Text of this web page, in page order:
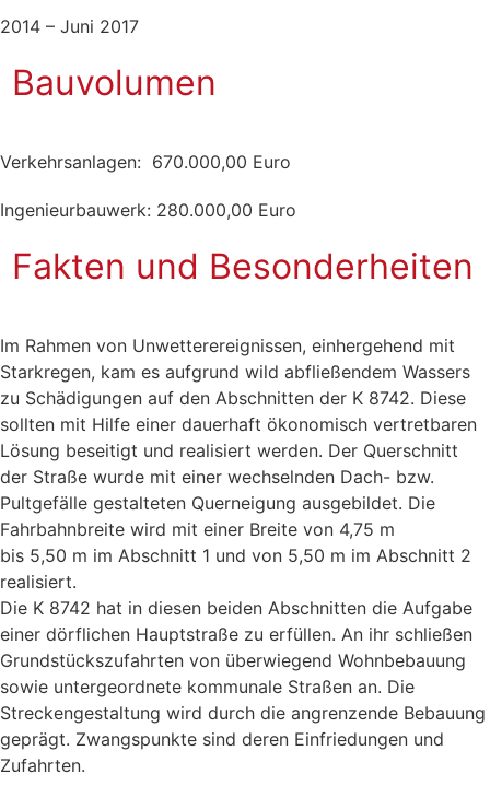
2014 – Juni 2017
Bauvolumen
Verkehrsanlagen: 670.000,00 Euro
Ingenieurbauwerk: 280.000,00 Euro
Fakten und Besonderheiten
Im Rahmen von Unwetterereignissen, einhergehend mit
Starkregen, kam es aufgrund wild abfließendem Wassers
zu Schädigungen auf den Abschnitten der K 8742. Diese
sollten mit Hilfe einer dauerhaft ökonomisch vertretbaren
Lösung beseitigt und realisiert werden. Der Querschnitt
der Straße wurde mit einer wechselnden Dach- bzw.
Pultgefälle gestalteten Querneigung ausgebildet. Die
Fahrbahnbreite wird mit einer Breite von 4,75 m
bis 5,50 m im Abschnitt 1 und von 5,50 m im Abschnitt 2
realisiert.
Die K 8742 hat in diesen beiden Abschnitten die Aufgabe
einer dörflichen Hauptstraße zu erfüllen. An ihr schließen
Grundstückszufahrten von überwiegend Wohnbebauung
sowie untergeordnete kommunale Straßen an. Die
Streckengestaltung wird durch die angrenzende Bebauung
geprägt. Zwangspunkte sind deren Einfriedungen und
Zufahrten.